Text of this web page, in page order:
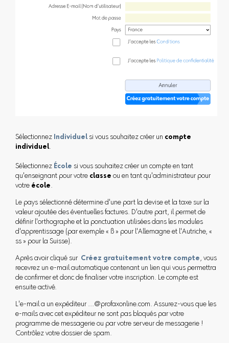
Sélectionnez Individuelsi vous souhaitez créer un compte
individuel.
Sélectionnez École si vous souhaitez créer un compte en tant
qu'enseignant pour votre classe ou en tant qu'administrateur pour
votre école.
Le pays sélectionné détermine d'une part la devise et la taxe sur la
valeur ajoutée des éventuelles factures. D'autre part, il permet de
définir l'orthographe et la ponctuation utilisées dans les modules
d'apprentissage (par exemple « ß » pour l'Allemagne et l'Autriche, «
ss » pour la Suisse).
Après avoir cliqué sur Créez gratuitement votre compte, vous
recevrez un e-mail automatique contenant un lien qui vous permettra
de confirmer et donc de finaliser votre inscription. Le compte est
ensuite activé.
L'e-mail a un expéditeur ...@profaxonline.com. Assurez-vous que les
e-mails avec cet expéditeur ne sont pas bloqués par votre
programme de messagerie ou par votre serveur de messagerie !
Contrôlez votre dossier de spam.